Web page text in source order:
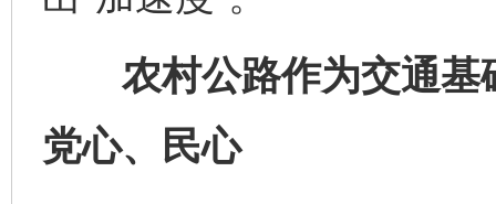
农村公路作为交通基
党心、民心